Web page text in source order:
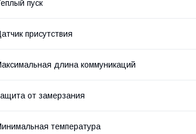
пуск
присутствия
длина коммуникаций
от замерзания
температура